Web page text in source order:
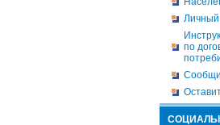
Личный
по